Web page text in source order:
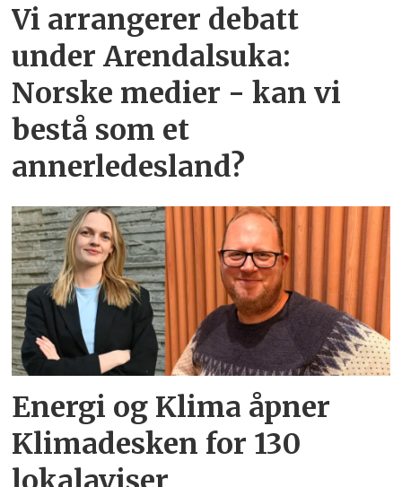
Vi arrangerer debatt
under Arendalsuka:
Norske medier - kan vi
bestå som et
annerledesland?
Energi og Klima åpner
Klimadesken for 130